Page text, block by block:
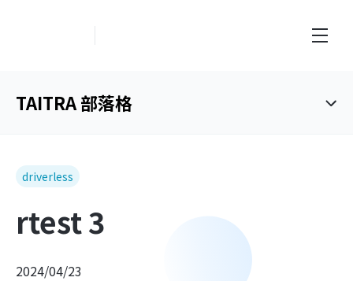
TAITRA 部落格
driverless
rtest 3
2024/04/23